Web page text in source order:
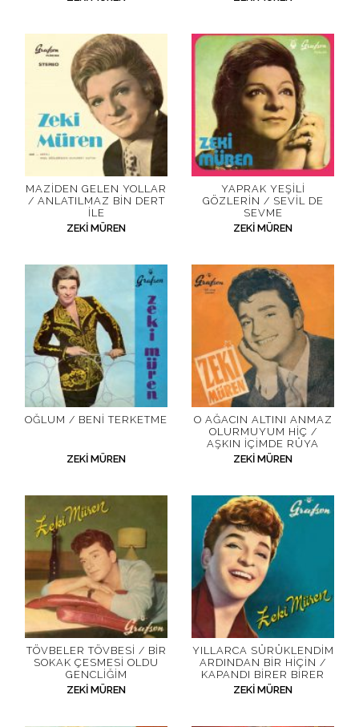
MAZIDEN GELEN YOLLAR
/ ANLATILMAZ BIN DERT
İLE
ZEKI MÜREN
YAPRAK YEŞILI
GÖZLERIN / SEVIL DE
SEVME
ZEKI MÜREN
OĞLUM / BENI TERKETME
ZEKI MÜREN
O AĞACIN ALTINI ANMAZ
OLURMUYUM HIÇ /
AŞKIN İÇIMDE RÜYA
ZEKI MÜREN
TÖVBELER TÖVBESI / BIR
SOKAK ÇESMESI OLDU
GENCLIĞIM
ZEKI MÜREN
YILLARCA SÜRÜKLENDIM
ARDINDAN BIR HIÇIN /
KAPANDI BIRER BIRER
ZEKI MÜREN